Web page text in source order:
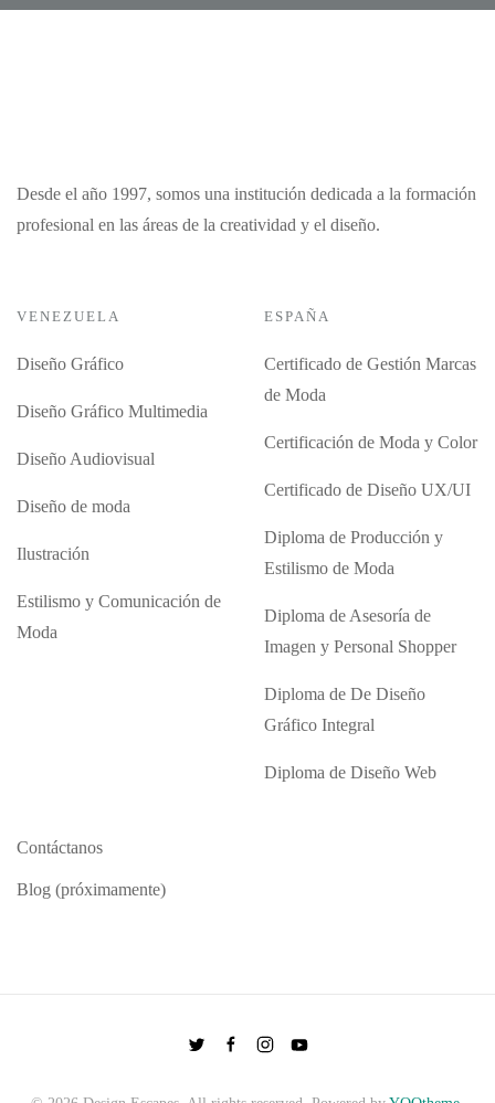
Desde el año 1997, somos una institución dedicada a la formación
profesional en las áreas de la creatividad y el diseño.
VENEZUELA
Diseño Gráfico
Diseño Gráfico Multimedia
Diseño Audiovisual
Diseño de moda
Ilustración
Estilismo y Comunicación de
Moda
ESPAÑA
Certificado de Gestión Marcas
de Moda
Certificación de Moda y Color
Certificado de Diseño UX/UI
Diploma de Producción y
Estilismo de Moda
Diploma de Asesoría de
Imagen y Personal Shopper
Diploma de De Diseño
Gráfico Integral
Diploma de Diseño Web
Contáctanos
Blog (próximamente)